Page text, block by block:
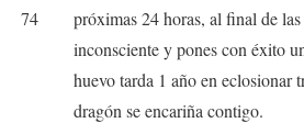
74
próximas 24 horas, al final de las
inconsciente y pones con éxito
huevo tarda 1 año en eclosionar
dragón se encariña contigo.